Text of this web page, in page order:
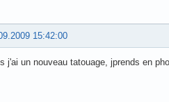
15:42:00
j'ai un nouveau tatouage, jprends en